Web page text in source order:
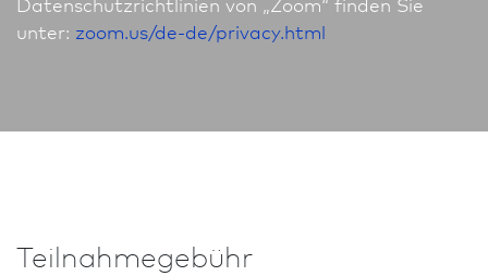
unter: zoom.us/de-de/privacy.html
Teilnahmegebühr